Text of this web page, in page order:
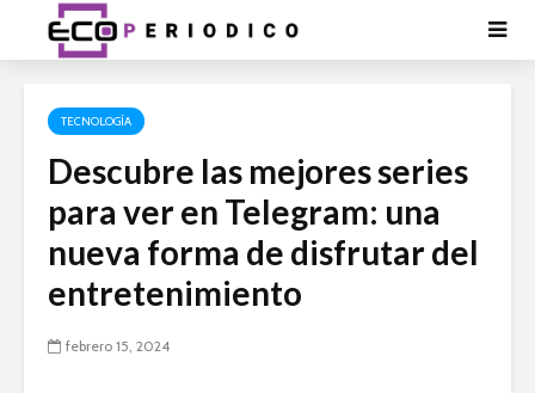
TECNOLOGÍA
Descubre las mejores series
para ver en Telegram: una
nueva forma de disfrutar del
entretenimiento
febrero 15, 2024